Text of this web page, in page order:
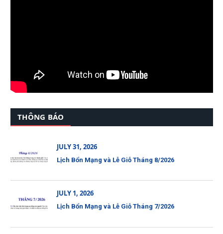
THÔNG BÁO
JULY 31, 2026
Lịch Bổn Mạng và Lễ Giỗ Tháng 8/2026
JULY 1, 2026
Lịch Bổn Mạng và Lễ Giỗ Tháng 7/2026